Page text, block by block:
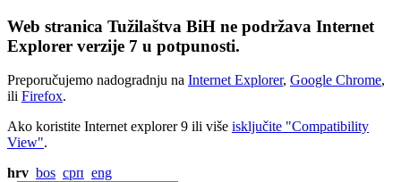
Web stranica Tužilaštva BiH ne podržava Internet
Explorer verzije 7 u potpunosti.
Preporučujemo nadogradnju na Internet Explorer, Google Chrome,
ili Firefox.
Ako koristite Internet explorer 9 ili više isključite "Compatibility
View".
hrv bos срп eng